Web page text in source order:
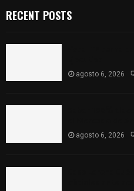
RECENT POSTS
agosto 6, 2026
agosto 6, 2026